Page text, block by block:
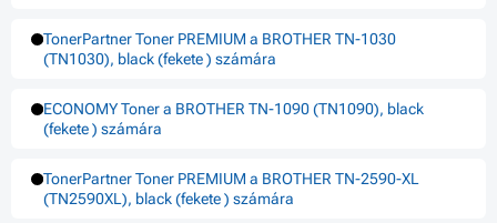
TonerPartner Toner PREMIUM a BROTHER TN-1030
(TN1030), black (fekete ) számára
ECONOMY Toner a BROTHER TN-1090 (TN1090), black
(fekete ) számára
TonerPartner Toner PREMIUM a BROTHER TN-2590-XL
(TN2590XL), black (fekete ) számára